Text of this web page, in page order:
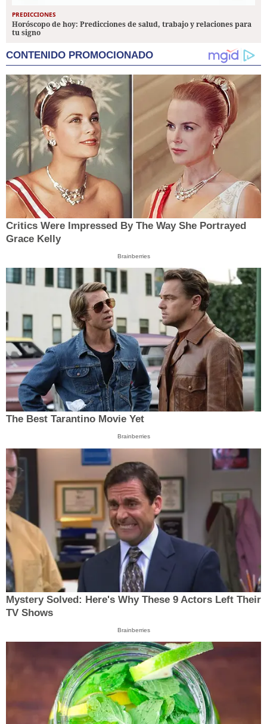
PREDICCIONES
Horóscopo de hoy: Predicciones de salud, trabajo y relaciones para
tu signo
CONTENIDO PROMOCIONADO
Critics Were Impressed By The Way She Portrayed
Grace Kelly
Brainberries
The Best Tarantino Movie Yet
Brainberries
Mystery Solved: Here's Why These 9 Actors Left Their
TV Shows
Brainberries